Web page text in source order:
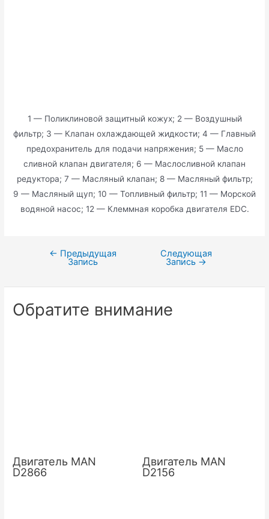
1 — Поликлиновой защитный кожух; 2 — Воздушный
фильтр; 3 — Клапан охлаждающей жидкости; 4 — Главный
предохранитель для подачи напряжения; 5 — Масло
сливной клапан двигателя; 6 — Маслосливной клапан
редуктора; 7 — Масляный клапан; 8 — Масляный фильтр;
9 — Масляный щуп; 10 — Топливный фильтр; 11 — Морской
водяной насос; 12 — Клеммная коробка двигателя EDC.
Навигация
← Предыдущая
Запись
Следующая
Запись →
Обратите внимание
Двигатель MAN
D2866
Двигатель MAN
D2156